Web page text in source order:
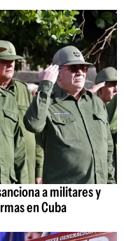
a militares y
en Cuba